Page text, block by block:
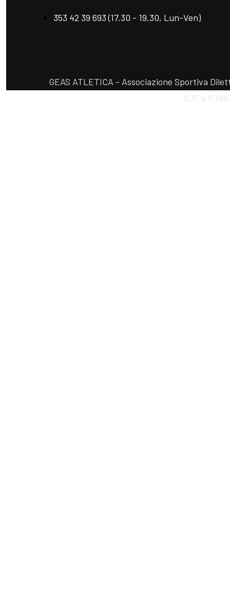
353 42 39 693 (17.30 - 19.30, Lun-Ven)
GEAS ATLETICA - Associazione Sportiva
C.F. e